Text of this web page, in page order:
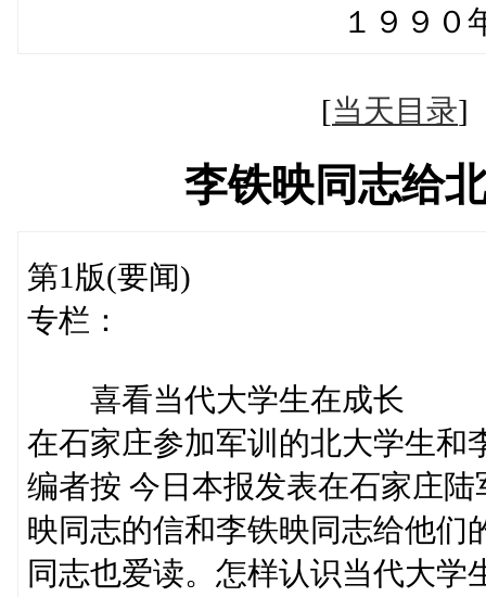
１９９０年３月
[当天目录
李铁映同志给
第1版(要闻)
专栏：
喜看当代大学生在成长
在石家庄参加军训的北大学生和
编者按 今日本报发表在石家庄
映同志的信和李铁映同志给他们
同志也爱读。怎样认识当代大